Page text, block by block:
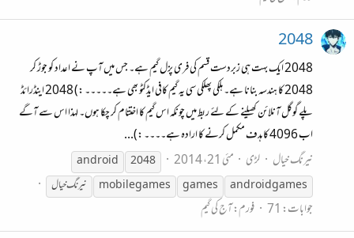
2048
2048 ایک بہت ہی زبردست قسم کی فری پزل گیم ہے۔ جس میں آپ نے اعداد کو جوڑ کر
2048 کا ہندسہ بنانا ہے۔ ہلکی پھلکی سی یہ گیم کافی ایڈکٹو بھی ہے۔۔۔۔۔ :) 2048 اینڈرائڈ
پلے گوگل آنلائن کھیلنے کے لئے ربط میں چونکہ اس گیم کا اختتام کر چکا ہوں۔ لہذا اس سے آگے
اب 4096 کا ہدف مکمل کرنے کا ارادہ ہے۔۔۔۔ :)...
نیرنگ خیال
لڑی مئی 21، 2014 2048
android
androidgames
games
mobile games نیرنگ خیال
جوابات: 71 فورم:آج کی گیم